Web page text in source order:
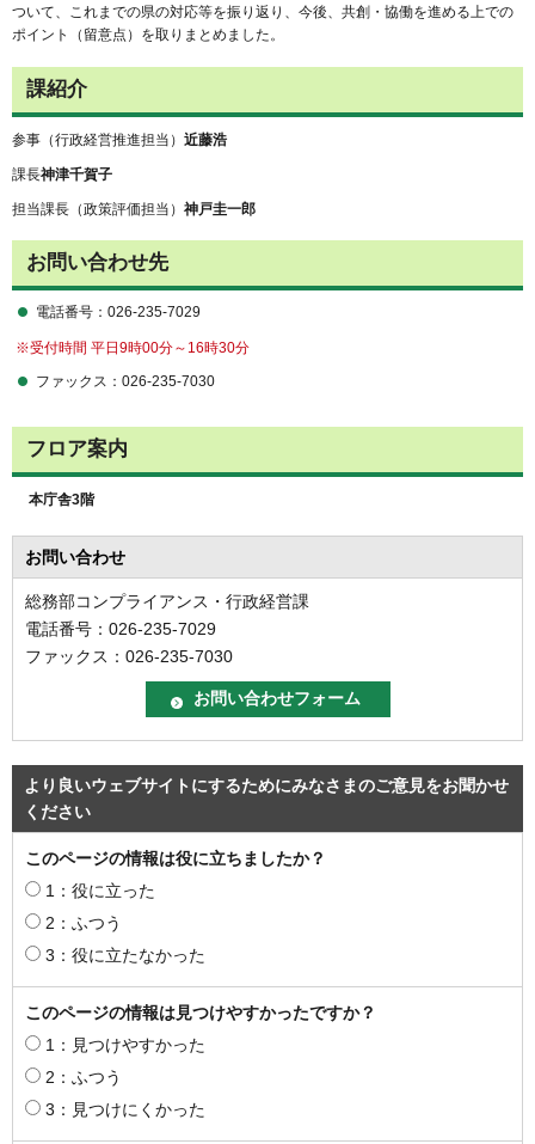
ついて、これまでの県の対応等を振り返り、今後、共創・協働を進める上での
ポイント（留意点）を取りまとめました。
課紹介
参事（行政経営推進担当） 近藤浩
課長神津千賀子
担当課長（政策評価担当） 神戸圭一郎
お問い合わせ先
電話番号：026-235-7029
※受付時間 平日9時00分～16時30分
ファックス：026-235-7030
フロア案内
本庁舎3階
お問い合わせ
総務部コンプライアンス・行政経営課
電話番号：026-235-7029
ファックス：026-235-7030
より良いウェブサイトにするためにみなさまのご意見をお聞かせ
ください
このページの情報は役に立ちましたか？
1：役に立った
2：ふつう
3：役に立たなかった
このページの情報は見つけやすかったですか？
1：見つけやすかった
2：ふつう
3：見つけにくかった